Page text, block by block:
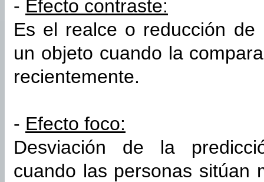
- Efecto contraste:
Es el realce o reducción
un objeto cuando la
recientemente.
- Efecto foco:
Desviación de la
cuando las personas sitúan